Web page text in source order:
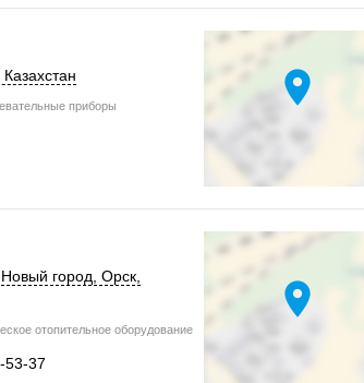
Казахстан
приборы location_on
город, Орск,
отопительное оборудование
53-37
location_on